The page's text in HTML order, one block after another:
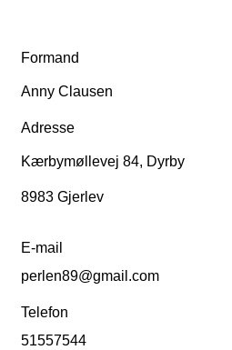
Formand
Anny Clausen
Adresse
Kærbymøllevej 84, Dyrby
8983 Gjerlev
E-mail
perlen89@gmail.com
Telefon
51557544